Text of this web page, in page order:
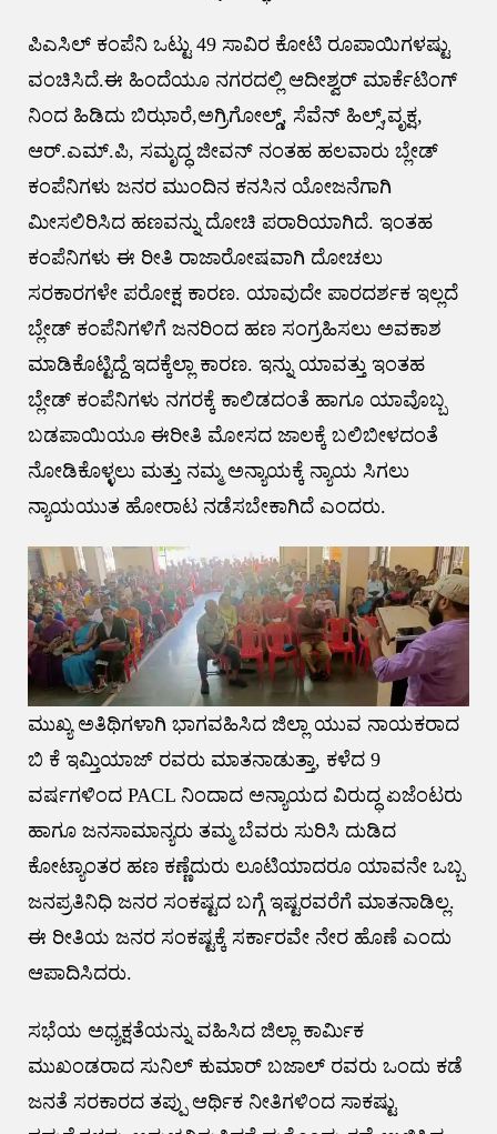
ಪಿಎಸಿಲ್ ಕಂಪೆನಿ ಒಟ್ಟು 49 ಸಾವಿರ ಕೋಟಿ ರೂಪಾಯಿಗಳಷ್ಟು
ವಂಚಿಸಿದೆ.ಈ ಹಿಂದೆಯೂ ನಗರದಲ್ಲಿ ಆದೀಶ್ವರ್ ಮಾರ್ಕೆಟಿಂಗ್
ನಿಂದ ಹಿಡಿದು ಬಿಝಾರೆ,ಅಗ್ರಿಗೋಲ್ಡ್, ಸೆವೆನ್ ಹಿಲ್ಸ್,ವೃಕ್ಷ,
ಆರ್.ಎಮ್.ಪಿ, ಸಮೃದ್ಧ ಜೀವನ್ ನಂತಹ ಹಲವಾರು ಬ್ಲೇಡ್
ಕಂಪೆನಿಗಳು ಜನರ ಮುಂದಿನ ಕನಸಿನ ಯೋಜನೆಗಾಗಿ
ಮೀಸಲಿರಿಸಿದ ಹಣವನ್ನು ದೋಚಿ ಪರಾರಿಯಾಗಿದೆ. ಇಂತಹ
ಕಂಪೆನಿಗಳು ಈ‌ ರೀತಿ ರಾಜಾರೋಷವಾಗಿ ದೋಚಲು
ಸರಕಾರಗಳೇ ಪರೋಕ್ಷ ಕಾರಣ. ಯಾವುದೇ ಪಾರದರ್ಶಕ ಇಲ್ಲದೆ
ಬ್ಲೇಡ್ ಕಂಪೆನಿಗಳಿಗೆ ಜನರಿಂದ ಹಣ ಸಂಗ್ರಹಿಸಲು ಅವಕಾಶ
ಮಾಡಿಕೊಟ್ಟಿದ್ದೆ ಇದಕ್ಕೆಲ್ಲಾ ಕಾರಣ. ಇನ್ನು ಯಾವತ್ತು ಇಂತಹ
ಬ್ಲೇಡ್ ಕಂಪೆನಿಗಳು ನಗರಕ್ಕೆ ಕಾಲಿಡದಂತೆ ಹಾಗೂ ಯಾವೊಬ್ಬ
ಬಡಪಾಯಿಯೂ ಈ‌ರೀತಿ ಮೋಸದ ಜಾಲಕ್ಕೆ ಬಲಿಬೀಳದಂತೆ
ನೋಡಿಕೊಳ್ಳಲು ಮತ್ತು ನಮ್ಮ ಅನ್ಯಾಯಕ್ಕೆ ನ್ಯಾಯ ಸಿಗಲು
ನ್ಯಾಯಯುತ ಹೋರಾಟ ನಡೆಸಬೇಕಾಗಿದೆ ಎಂದರು.
ಮುಖ್ಯ ಅತಿಥಿಗಳಾಗಿ ಭಾಗವಹಿಸಿದ ಜಿಲ್ಲಾ ಯುವ ನಾಯಕರಾದ
ಬಿ ಕೆ ಇಮ್ತಿಯಾಜ್ ರವರು ಮಾತನಾಡುತ್ತಾ, ಕಳೆದ 9
ವರ್ಷಗಳಿಂದ PACL ನಿಂದಾದ ಅನ್ಯಾಯದ ವಿರುದ್ಧ ಏಜೆಂಟರು
ಹಾಗೂ ಜನಸಾಮಾನ್ಯರು ತಮ್ಮ ಬೆವರು ಸುರಿಸಿ ದುಡಿದ
ಕೋಟ್ಯಾಂತರ ಹಣ ಕಣ್ಣೆದುರು ಲೂಟಿಯಾದರೂ ಯಾವನೇ ಒಬ್ಬ
ಜನಪ್ರತಿನಿಧಿ ಜನರ ಸಂಕಷ್ಟದ ಬಗ್ಗೆ ಇಷ್ಟರವರೆಗೆ ಮಾತನಾಡಿಲ್ಲ.
ಈ ರೀತಿಯ ಜನರ ಸಂಕಷ್ಟಕ್ಕೆ ಸರ್ಕಾರವೇ ನೇರ ಹೊಣೆ ಎಂದು
ಆಪಾದಿಸಿದರು.
ಸಭೆಯ ಅಧ್ಯಕ್ಷತೆಯನ್ನು ವಹಿಸಿದ ಜಿಲ್ಲಾ ಕಾರ್ಮಿಕ
ಮುಖಂಡರಾದ ಸುನಿಲ್ ಕುಮಾರ್ ಬಜಾಲ್ ರವರು ಒಂದು ಕಡೆ
ಜನತೆ ಸರಕಾರದ ತಪ್ಪು ಆರ್ಥಿಕ ನೀತಿಗಳಿಂದ ಸಾಕಷ್ಟು